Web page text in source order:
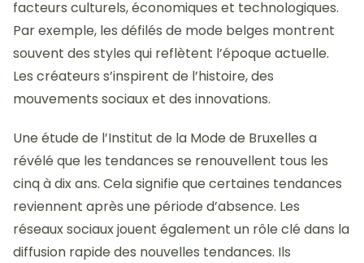
facteurs culturels, économiques et technologiques.
Par exemple, les défilés de mode belges montrent
souvent des styles qui reflètent l’époque actuelle.
Les créateurs s’inspirent de l’histoire, des
mouvements sociaux et des innovations.
Une étude de l’Institut de la Mode de Bruxelles a
révélé que les tendances se renouvellent tous les
cinq à dix ans. Cela signifie que certaines tendances
reviennent après une période d’absence. Les
réseaux sociaux jouent également un rôle clé dans la
diffusion rapide des nouvelles tendances. Ils